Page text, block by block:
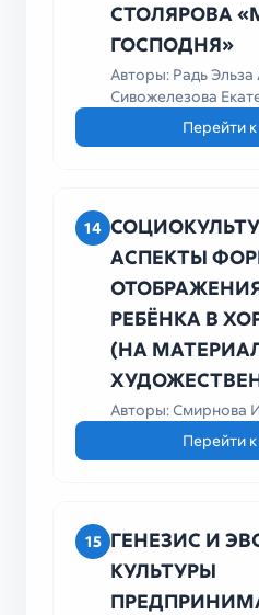
СТОЛЯРОВА
ГОСПОДНЯ»
Авторы: Радь Эльза
Сивожелезова
Перейти к
14
АСПЕКТЫ
РЕБЁНКА В
(НА
Авторы: Смирнова
Перейти к
15 ГЕНЕЗИС И
КУЛЬТУРЫ